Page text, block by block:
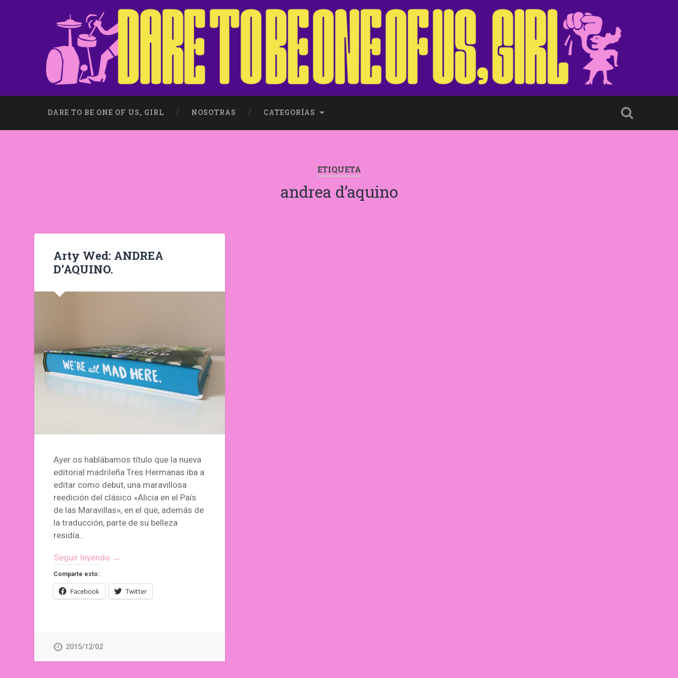
DARE TO BE ONE OF US, GIRL NOSOTRAS CATEGORÍAS
ETIQUETA
andrea d’aquino
Arty Wed: ANDREA
D’AQUINO.
Ayer os hablábamos título que la nueva
editorial madrileña Tres Hermanas iba a
editar como debut, una maravillosa
reedición del clásico «Alicia en el País
de las Maravillas», en el que, además de
la traducción, parte de su belleza
residía…
Seguir leyendo →
Comparte esto:
Facebook Twitter
2015/12/02